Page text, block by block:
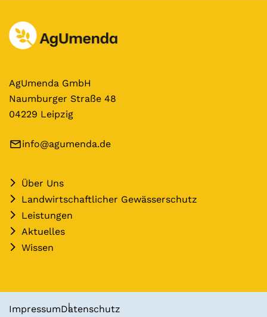
AgUmenda GmbH
Naumburger Straße 48
04229 Leipzig
info@agumenda.de
Über Uns
Landwirtschaftlicher Gewässerschutz
Leistungen
Aktuelles
Wissen
ImpressumDatenschutz